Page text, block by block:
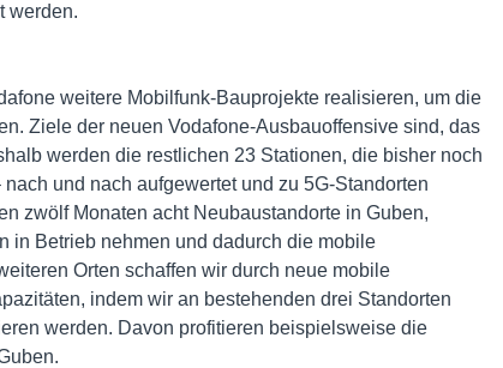
werden.
weitere Mobilfunk-Bauprojekte realisieren, um die
Ziele der neuen Vodafone-Ausbauoffensive sind, das
werden die restlichen 23 Stationen, die bisher noch
und nach aufgewertet und zu 5G-Standorten
zwölf Monaten acht Neubaustandorte in Guben,
in Betrieb nehmen und dadurch die mobile
Orten schaffen wir durch neue mobile
indem wir an bestehenden drei Standorten
werden. Davon profitieren beispielsweise die